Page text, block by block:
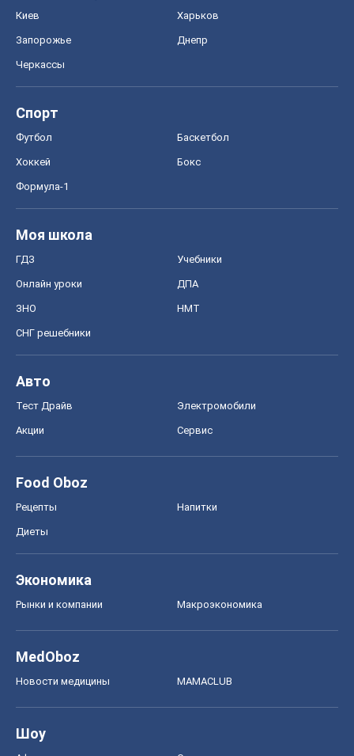
Киев Харьков
Запорожье Днепр
Черкассы
Спорт
Футбол Баскетбол
Хоккей Бокс
Формула-1
Моя школа
ГДЗ Учебники
Онлайн уроки ДПА
ЗНО НМТ
СНГ решебники
Авто
Тест Драйв Электромобили
Акции Сервис
Food Oboz
Рецепты Напитки
Диеты
Экономика
Рынки и компании Mакроэкономика
MedOboz
Новости медицины MAMACLUB
Шоу